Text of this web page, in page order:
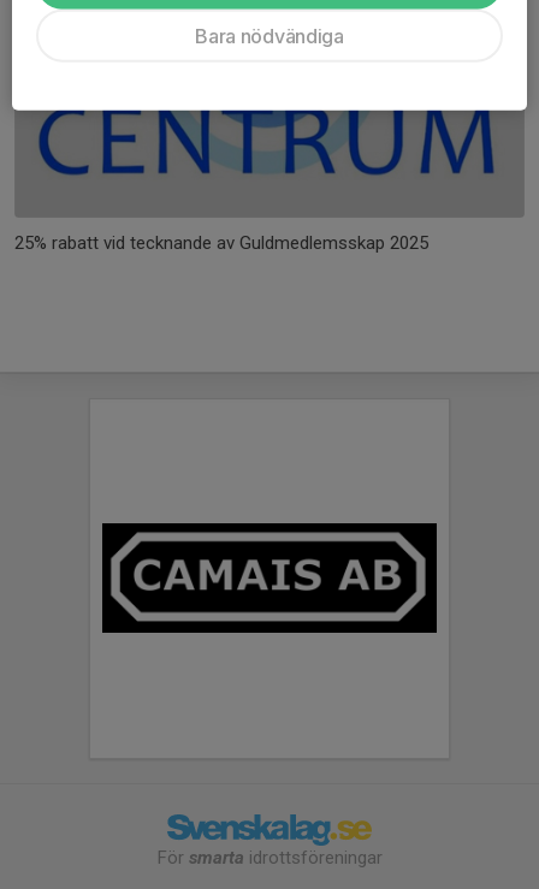
25% rabatt vid tecknande av Guldmedlemsskap 2025
För smarta idrottsföreningar
Bara nödvändiga